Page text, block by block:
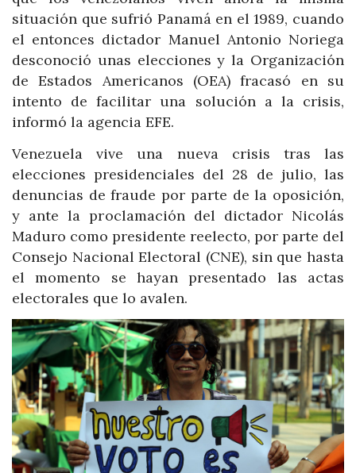
situación que sufrió Panamá en el 1989, cuando
el entonces dictador Manuel Antonio Noriega
desconoció unas elecciones y la Organización
de Estados Americanos (OEA) fracasó en su
intento de facilitar una solución a la crisis,
informó la agencia EFE.
Venezuela vive una nueva crisis tras las
elecciones presidenciales del 28 de julio, las
denuncias de fraude por parte de la oposición,
y ante la proclamación del dictador Nicolás
Maduro como presidente reelecto, por parte del
Consejo Nacional Electoral (CNE), sin que hasta
el momento se hayan presentado las actas
electorales que lo avalen.